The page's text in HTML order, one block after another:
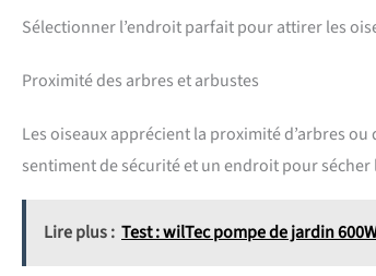
Sélectionner l’endroit parfait pour attirer les
Proximité des arbres et arbustes
Les oiseaux apprécient la proximité d’arbres
sentiment de sécurité et un endroit pour sécher
Lire plus : Test : wilTec pompe de jardin